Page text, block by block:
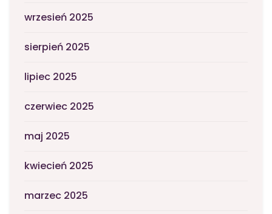
wrzesień 2025
sierpień 2025
lipiec 2025
czerwiec 2025
maj 2025
kwiecień 2025
marzec 2025